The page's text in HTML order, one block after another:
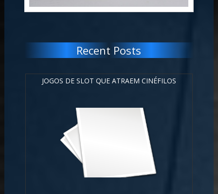
Recent Posts
JOGOS DE SLOT QUE ATRAEM CINÉFILOS